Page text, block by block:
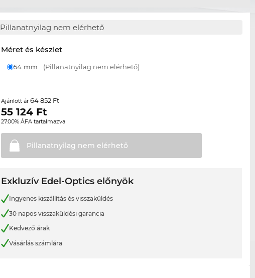
Pillanatnyilag nem elérhető
Méret és készlet
54 mm (Pillanatnyilag nem elérhető)
Ajánlott ár64 852 Ft
55 124 Ft
27.00% ÁFA tartalmazva
Pillanatnyilag nem elérhető
Exkluzív Edel-Optics előnyök
Ingyenes kiszállítás és visszaküldés
30 napos visszaküldési garancia
Kedvező árak
Vásárlás számlára